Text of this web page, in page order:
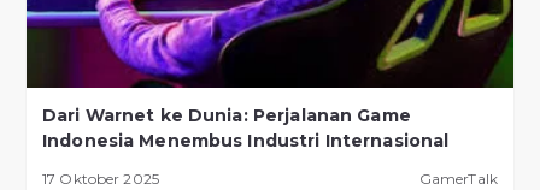
Dari Warnet ke Dunia: Perjalanan Game
Indonesia Menembus Industri Internasional
17 Oktober 2025 GamerTalk